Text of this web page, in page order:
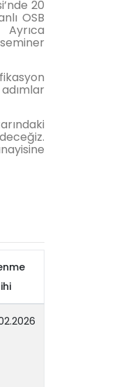
20
OSB
Ayrıca